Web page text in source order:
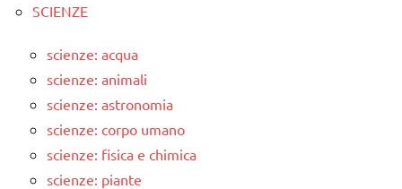
SCIENZE
scienze: acqua
scienze: animali
scienze: astronomia
scienze: corpo umano
scienze: fisica e chimica
scienze: piante